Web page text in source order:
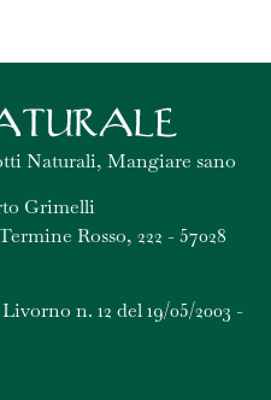
Naturali, Mangiare sano
Grimelli
Rosso, 222 - 57028
n. 12 del 19/05/2003 -